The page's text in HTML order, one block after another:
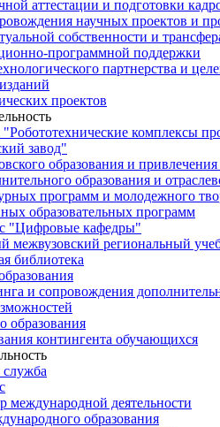
аттестации и подготовки
научных проектов и
собственности и
программной поддержки
партнерства и
проектов
"Робототехнические комплексы
завод"
образования и привлечения
образования и
программ и молодежного
образовательных программ
"Цифровые кафедры"
межвузовский региональный
библиотека
и сопровождения
образования
контингента обучающихся
международной деятельности
образования